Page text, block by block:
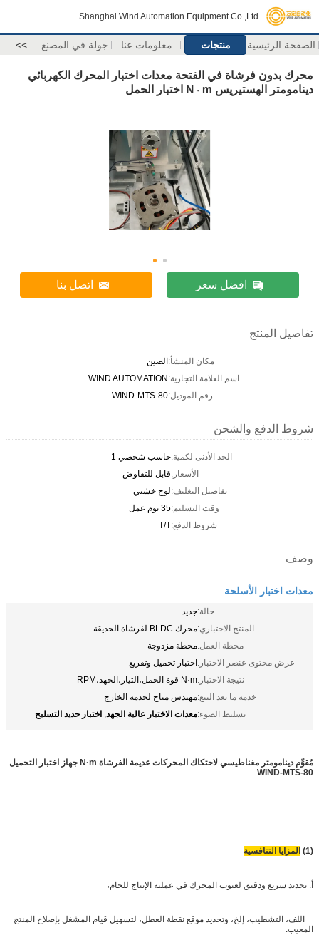
Shanghai Wind Automation Equipment Co.,Ltd
الصفحة الرئيسية منتجات معلومات عنا جولة في المصنع >>
محرك بدون فرشاة في الفتحة معدات اختبار المحرك الكهربائي
دينامومتر الهستيريس N · m اختبار الحمل
افضل سعر اتصل بنا
تفاصيل المنتج
مكان المنشأ:الصين
اسم العلامة التجارية:WIND AUTOMATION
رقم الموديل:WIND-MTS-80
شروط الدفع والشحن
الحد الأدنى لكمية:حاسب شخصي 1
الأسعار:قابل للتفاوض
تفاصيل التغليف:لوح خشبي
وقت التسليم:35 يوم عمل
شروط الدفع:T/T
وصف
معدات اختبار الأسلحة
حالة:جديد
المنتج الاختباري:محرك BLDC لفرشاة الحديقة
محطة العمل:محطة مزدوجة
عرض محتوى عنصر الاختبار:اختبار تحميل وتفريغ
نتيجة الاختبار:N·m قوة الحمل،التيار،الجهد،RPM
خدمة ما بعد البيع:مهندس متاح لخدمة الخارج
تسليط الضوء:معدات الاختبار عالية الجهد, اختبار حديد التسليح
مُقوِّم دينامومتر مغناطيسي لاحتكاك المحركات عديمة الفرشاة N·m جهاز اختبار التحميل
WIND-MTS-80
(1) المزايا التنافسية
أ. تحديد سريع ودقيق لعيوب المحرك في عملية الإنتاج للحام،
اللف، التشطيب، إلخ، وتحديد موقع نقطة العطل، لتسهيل قيام المشغل بإصلاح المنتج
المعيب.